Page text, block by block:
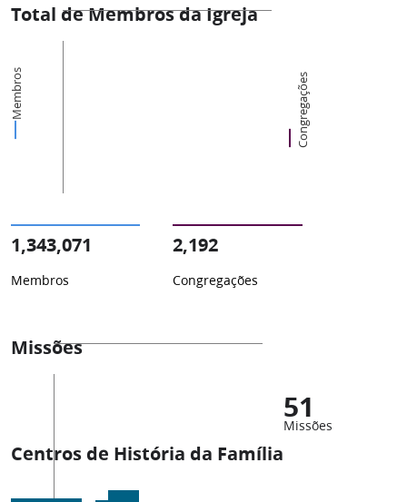
Total de Membros da Igreja
Membros Congregações
1,343,071
Membros
2,192
Congregações
Missões
51
Missões
Centros de História da Família